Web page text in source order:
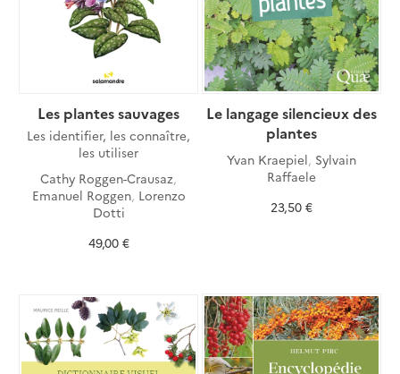
Les plantes sauvages
Les identifier, les connaître,
les utiliser
Cathy Roggen-Crausaz,
Emanuel Roggen, Lorenzo
Dotti
49,00 €
Le langage silencieux des
plantes
Yvan Kraepiel, Sylvain
Raffaele
23,50 €